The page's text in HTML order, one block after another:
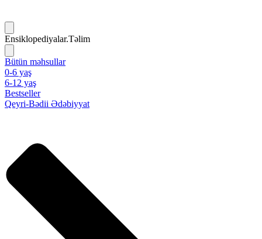
Ensiklopediyalar.Təlim
Bütün məhsullar
0-6 yaş
6-12 yaş
Bestseller
Qeyri-Bədii Ədəbiyyat